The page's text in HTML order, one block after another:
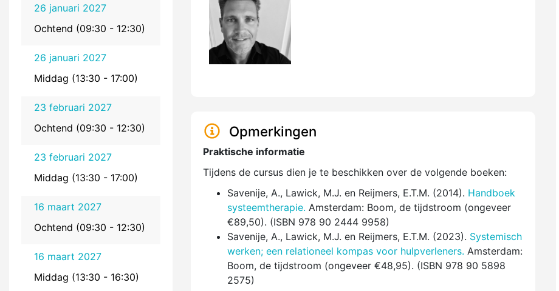
26 januari 2027
Ochtend (09:30 - 12:30)
26 januari 2027
Middag (13:30 - 17:00)
23 februari 2027
Ochtend (09:30 - 12:30)
23 februari 2027
Middag (13:30 - 17:00)
16 maart 2027
Ochtend (09:30 - 12:30)
16 maart 2027
Middag (13:30 - 16:30)
Opmerkingen
Praktische informatie
Tijdens de cursus dien je te beschikken over de volgende boeken:
Savenije, A., Lawick, M.J. en Reijmers, E.T.M. (2014). Handboek
systeemtherapie. Amsterdam: Boom, de tijdstroom (ongeveer
€89,50). (ISBN 978 90 2444 9958)
Savenije, A., Lawick, M.J. en Reijmers, E.T.M. (2023). Systemisch
werken; een relationeel kompas voor hulpverleners. Amsterdam:
Boom, de tijdstroom (ongeveer €48,95). (ISBN 978 90 5898
2575)